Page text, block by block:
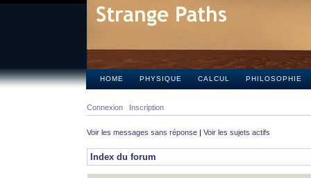
HOME PHYSIQUE CALCUL PHILOSOPHIE
Connexion Inscription
Voir les messages sans réponse | Voir les sujets actifs
Index du forum